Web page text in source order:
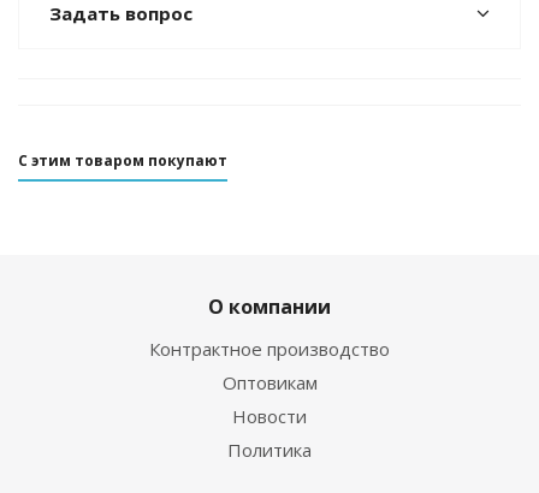
Задать вопрос
С этим товаром покупают
О компании
Контрактное производство
Оптовикам
Новости
Политика